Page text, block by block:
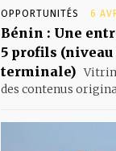
OPPORTUNITÉS 6
Bénin : Une
5 profils (niveau
terminale)
des contenus